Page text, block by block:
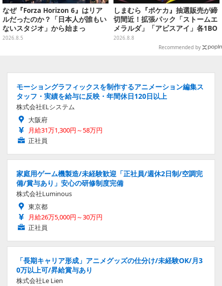
なぜ『Forza Horizon 6』はリア
ルだったのか？「日本人が誰もい
ないスタジオ」から始まっ
た、“生活感のある日本"の作り方
2026.8.5
しまむら『ポケカ』抽選販売が締
切間近！拡張パック「ストームエ
メラルダ」「アビスアイ」各1BO
Xをラインナップ
2026.8.8
Recommended by
モーショングラフィックスを制作するアニメーション編集ス
タッフ・実績を給与に反映・年間休日120日以上
株式会社ELシステム
大阪府
月給31万1,300円～58万円
正社員
家庭用ゲーム機製造/未経験歓迎「正社員/週休2日制/空調完
備/賞与あり」安心の研修制度完備
株式会社Luminous
東京都
月給26万5,000円～30万円
正社員
「長期キャリア形成」アニメグッズの仕分け/未経験OK/月3
0万以上可/昇給賞与あり
株式会社Le Lien